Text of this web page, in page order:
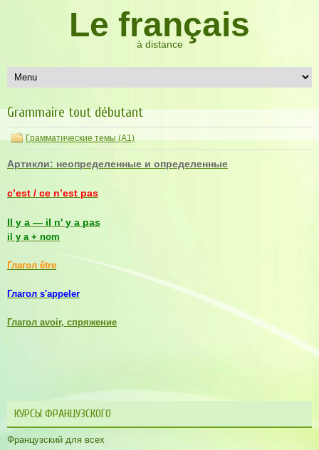
Le français
à distance
Grammaire tout débutant
Грамматические темы (A1)
Артикли: неопределенные и определенные
c’est / ce n’est pas
Il y a — il n' y a pas
il y a + nom
Глагол être
Глагол s'appeler
Глагол avoir, спряжение
КУРСЫ ФРАНЦУЗСКОГО
Французский для всех